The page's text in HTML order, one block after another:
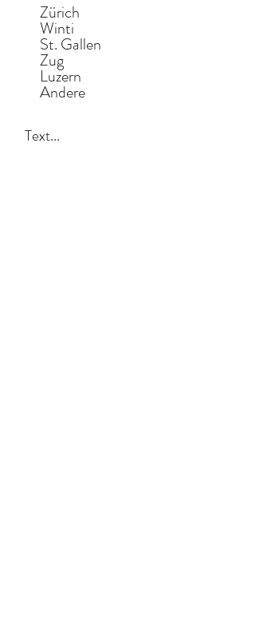
Zürich
Winti
St. Gallen
Zug
Luzern
Andere